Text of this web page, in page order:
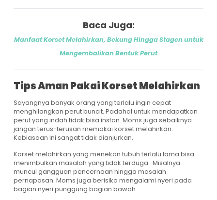
Baca Juga:
Manfaat Korset Melahirkan, Bekung Hingga Stagen untuk
Mengembalikan Bentuk Perut
Tips Aman Pakai Korset Melahirkan
Sayangnya banyak orang yang terlalu ingin cepat
menghilangkan perut buncit. Padahal untuk mendapatkan
perut yang indah tidak bisa instan. Moms juga sebaiknya
jangan terus-terusan memakai korset melahirkan.
Kebiasaan ini sangat tidak dianjurkan.
Korset melahirkan yang menekan tubuh terlalu lama bisa
menimbulkan masalah yang tidak terduga. Misalnya
muncul gangguan pencernaan hingga masalah
pernapasan. Moms juga berisiko mengalami nyeri pada
bagian nyeri punggung bagian bawah.